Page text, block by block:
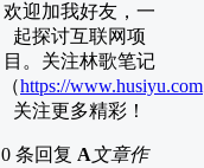
欢迎加我好友，一
起探讨互联网项
目。关注林歌笔记
（https://www.husiyu.com
关注更多精彩！
0 条回复 A文章作